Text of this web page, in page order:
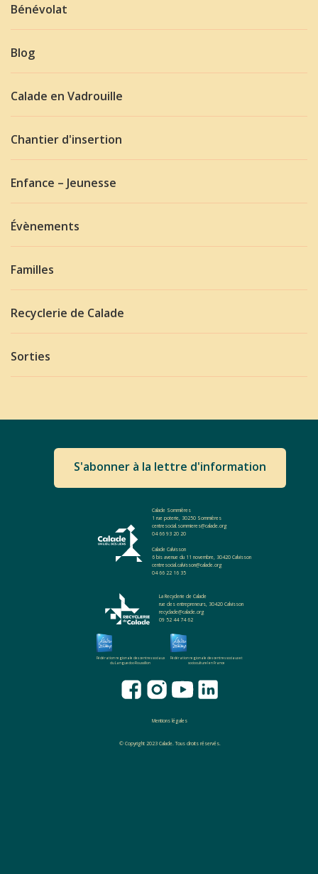
Bénévolat
Blog
Calade en Vadrouille
Chantier d'insertion
Enfance – Jeunesse
Évènements
Familles
Recyclerie de Calade
Sorties
S'abonner à la lettre d'information
Calade Sommières
1 rue poterie, 30250 Sommières
centresocial.sommieres@calade.org
04 66 93 20 20
Calade Calvisson
6 bis avenue du 11 novembre, 30420 Calvisson
centresocial.calvisson@calade.org
04 66 22 16 35
La Recyclerie de Calade
rue des entrepreneurs, 30420 Calvisson
recyclade@calade.org
09 52 44 74 62
Fédération regionale des centres sociaux
du Languedoc-Roussillon
Fédération regionale des centres sociaux et
socioculturel en France
Mentions légales
© Copyright 2023 Calade. Tous droits réservés.